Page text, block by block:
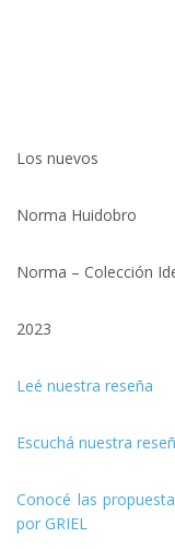
Los nuevos
Norma Huidobro
Norma – Colección
2023
Leé nuestra reseña
Escuchá nuestra
Conocé las
por GRIEL